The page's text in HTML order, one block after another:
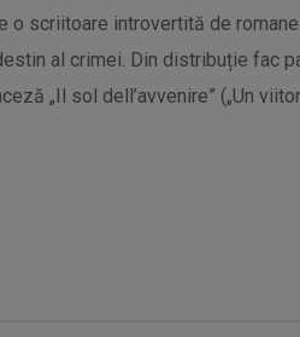
o scriitoare introvertită de
al crimei. Din distribuție fac
„Il sol dell’avvenire” („Un